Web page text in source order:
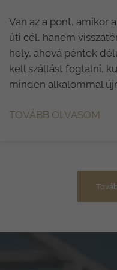
Van az a pont, amikor
úti cél, hanem
hely, ahová péntek
kell szállást foglalni,
minden alkalommal
TOVÁBB OLVASOM